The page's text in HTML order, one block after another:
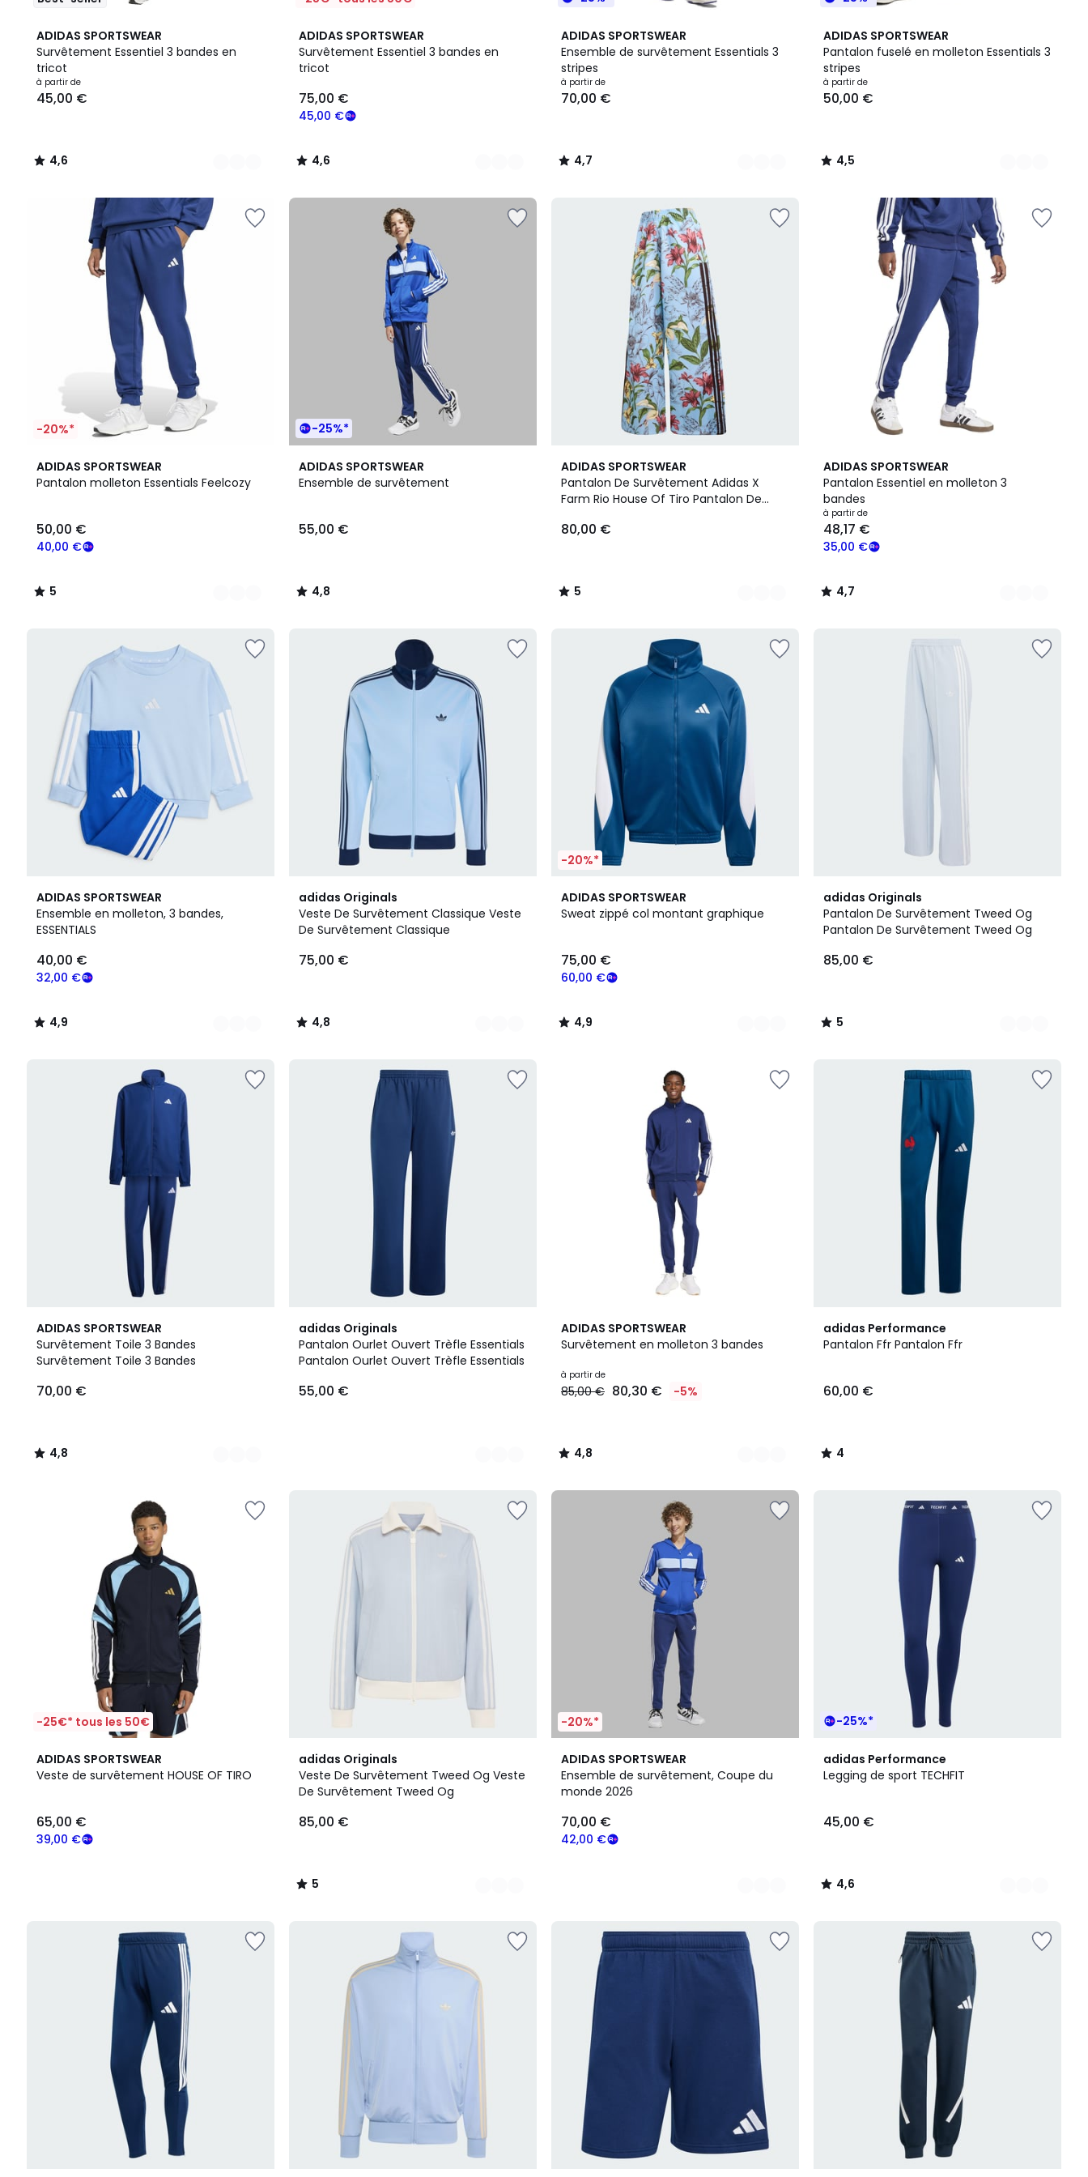
ADIDAS SPORTSWEAR
Survêtement Essentiel 3 bandes en
tricot
Prix
à
€.
à partir de
45,00 €
4,6
/ 5
7
Couleurs
4,6
/
ADIDAS SPORTSWEAR
Survêtement Essentiel 3 bandes en
tricot
45,00 €
75,00 €
4,6
/ 5
3
Couleurs
4,6
/
ADIDAS SPORTSWEAR
Ensemble de survêtement Essentials 3
stripes
à partir de
70,00 €
4,7
/ 5
12
Couleurs
4,7
/
ADIDAS SPORTSWEAR
Pantalon fuselé en molleton Essentials 3
stripes
à partir de
50,00 €
4,5
/ 5
2
Couleurs
4,5
/
-20%*
ADIDAS SPORTSWEAR
Pantalon molleton Essentials Feelcozy
40,00 €
50,00 €
5
/
3
Couleurs
5
/
-25%*
ADIDAS SPORTSWEAR
Ensemble de survêtement
55,00 €
4,8
/ 5
4,8
/
ADIDAS SPORTSWEAR
Pantalon De Survêtement Adidas X
Farm Rio House Of Tiro Pantalon De
Of Tiro
80,00 €
5
/
5
2
Couleurs
5
/
ADIDAS SPORTSWEAR
Pantalon Essentiel en molleton 3
bandes
à partir de
35,00 €
48,17 €
4,7
/ 5
4
Couleurs
4,7
/
ADIDAS SPORTSWEAR
Ensemble en molleton, 3 bandes,
ESSENTIALS
32,00 €
40,00 €
4,9
/ 5
6
Couleurs
4,9
/
adidas Originals
Veste De Survêtement Classique Veste
De Survêtement Classique
75,00 €
4,8
/ 5
10
Couleurs
4,8
/
-20%*
ADIDAS SPORTSWEAR
Sweat zippé col montant graphique
60,00 €
75,00 €
4,9
/ 5
5
Couleurs
4,9
/
adidas Originals
Pantalon De Survêtement Tweed Og
Pantalon De Survêtement Tweed Og
85,00 €
5
/
5
2
Couleurs
5
/
ADIDAS SPORTSWEAR
Survêtement Toile 3 Bandes
Survêtement Toile 3 Bandes
70,00 €
4,8
/ 5
2
Couleurs
4,8
/
adidas Originals
Pantalon Ourlet Ouvert Trèfle Essentials
Pantalon Ourlet Ouvert Trèfle Essentials
55,00 €
3
Couleurs
ADIDAS SPORTSWEAR
Survêtement en molleton 3 bandes
à partir de
85,00 € 80,30 € -5%
4,8
/ 5
3
Couleurs
4,8
/
adidas Performance
Pantalon Ffr Pantalon Ffr
60,00 €
4
/
4
/
-25€* tous les 50€
ADIDAS SPORTSWEAR
Veste de survêtement HOUSE OF TIRO
39,00 €
65,00 €
adidas Originals
Veste De Survêtement Tweed Og Veste
De Survêtement Tweed Og
85,00 €
5
/
5
2
Couleurs
5
/
-20%*
ADIDAS SPORTSWEAR
Ensemble de survêtement, Coupe du
monde 2026
42,00 €
70,00 €
2
Couleurs
-25%*
adidas Performance
Legging de sport TECHFIT
45,00 €
4,6
/ 5
3
Couleurs
4,6
/